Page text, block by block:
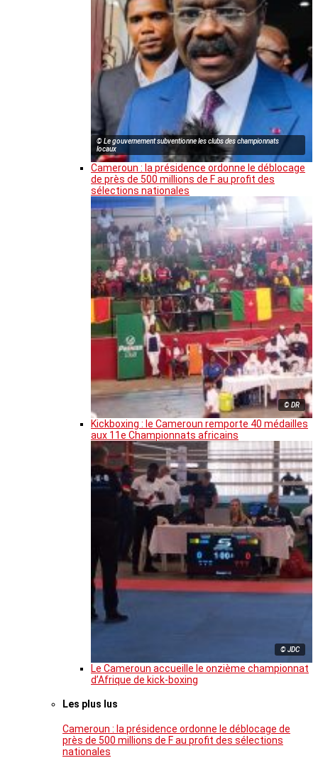
© Le gouvernement subventionne les clubs des championnats
locaux
Cameroun : la présidence ordonne le déblocage
de près de 500 millions de F au profit des
sélections nationales
© DR
Kickboxing : le Cameroun remporte 40 médailles
aux 11e Championnats africains
© JDC
Le Cameroun accueille le onzième championnat
d’Afrique de kick-boxing
Les plus lus
Cameroun : la présidence ordonne le déblocage de
près de 500 millions de F au profit des sélections
nationales